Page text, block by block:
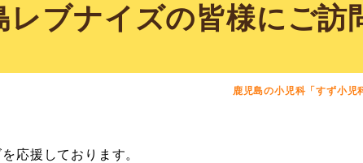
レブナイズの皆様にご訪
鹿児島の小児科「すず小児
応援しております。